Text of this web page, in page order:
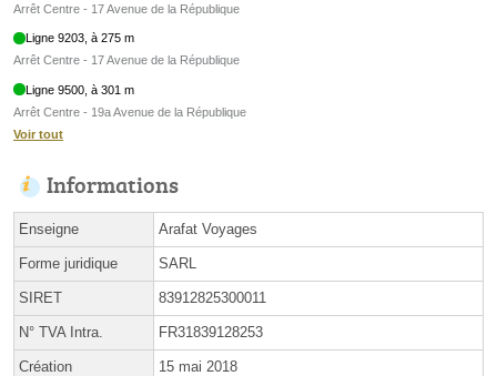
Arrêt Centre - 17 Avenue de la République
Ligne 9203, à 275 m
Arrêt Centre - 17 Avenue de la République
Ligne 9500, à 301 m
Arrêt Centre - 19a Avenue de la République
Voir tout
Informations
Enseigne Arafat Voyages
Forme juridique SARL
SIRET 83912825300011
N° TVA Intra. FR31839128253
Création 15 mai 2018